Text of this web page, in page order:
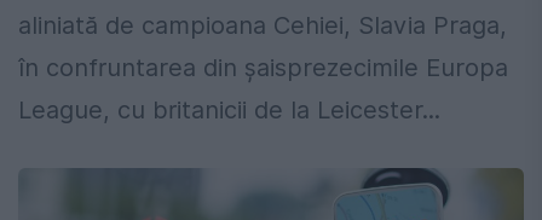
aliniată de campioana Cehiei, Slavia Praga,
în confruntarea din şaisprezecimile Europa
League, cu britanicii de la Leicester...